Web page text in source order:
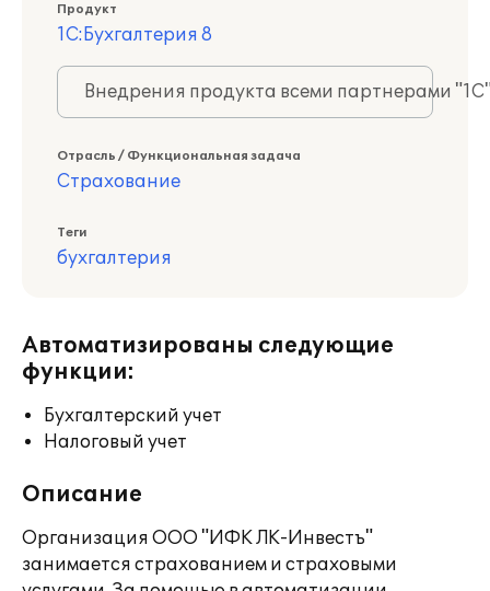
Продукт
1С:Бухгалтерия 8
Внедрения продукта всеми партнерами
Отрасль / Функциональная задача
Страхование
Теги
бухгалтерия
Автоматизированы следующие
функции:
Бухгалтерский учет
Налоговый учет
Описание
Организация ООО "ИФК ЛК-Инвестъ"
занимается страхованием и страховыми